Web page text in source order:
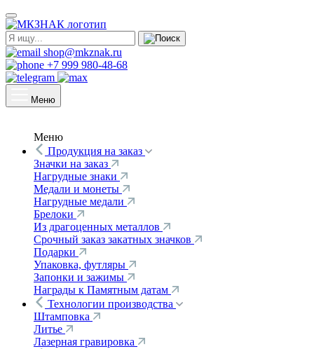
shop@mkznak.ru
+7 999 980-48-68
Меню
Меню
Продукция на заказ
Значки на заказ
Нагрудные знаки
Медали и монеты
Нагрудные медали
Брелоки
Из драгоценных металлов
Срочный заказ закатных значков
Подарки
Упаковка, футляры
Запонки и зажимы
Награды к Памятным датам
Технологии производства
Штамповка
Литье
Лазерная гравировка